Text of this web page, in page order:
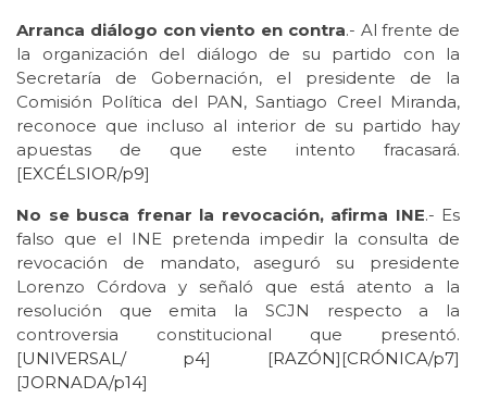
Arranca diálogo con viento en contra.- Al frente de
la organización del diálogo de su partido con la
Secretaría de Gobernación, el presidente de la
Comisión Política del PAN, Santiago Creel Miranda,
reconoce que incluso al interior de su partido hay
apuestas de que este intento fracasará.
[EXCÉLSIOR/p9]
No se busca frenar la revocación, afirma INE.- Es
falso que el INE pretenda impedir la consulta de
revocación de mandato, aseguró su presidente
Lorenzo Córdova y señaló que está atento a la
resolución que emita la SCJN respecto a la
controversia constitucional que presentó.
[UNIVERSAL/ p4] [RAZÓN][CRÓNICA/p7]
[JORNADA/p14]